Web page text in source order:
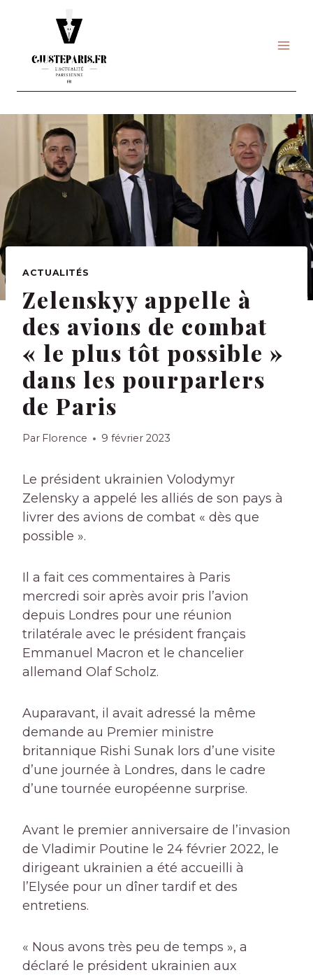
ACTUALITÉS
Zelenskyy appelle à
des avions de combat
« le plus tôt possible »
dans les pourparlers
de Paris
Par Florence 9 février 2023
Le président ukrainien Volodymyr
Zelensky a appelé les alliés de son pays à
livrer des avions de combat « dès que
possible ».
Il a fait ces commentaires à Paris
mercredi soir après avoir pris l’avion
depuis Londres pour une réunion
trilatérale avec le président français
Emmanuel Macron et le chancelier
allemand Olaf Scholz.
Auparavant, il avait adressé la même
demande au Premier ministre
britannique Rishi Sunak lors d’une visite
d’une journée à Londres, dans le cadre
d’une tournée européenne surprise.
Avant le premier anniversaire de l’invasion
de Vladimir Poutine le 24 février 2022, le
dirigeant ukrainien a été accueilli à
l’Elysée pour un dîner tardif et des
entretiens.
« Nous avons très peu de temps », a
déclaré le président ukrainien aux